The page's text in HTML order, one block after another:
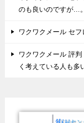
のも良いのですが…。
ワクワクメール セ
ワクワクメール 評
く考えている人も多